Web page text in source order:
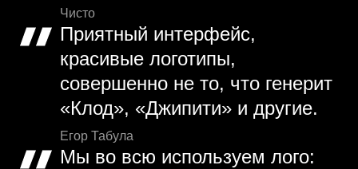
Чисто
Приятный интерфейс,
красивые логотипы,
совершенно не то, что генерит
«Клод», «Джипити» и другие.
Егор Табула
Мы во всю используем лого: